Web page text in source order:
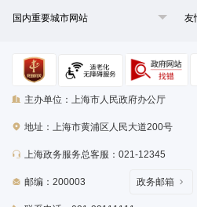
国内重要城市网站 友
主办单位：上海市人民政府办公厅
地址：上海市黄浦区人民大道200号
上海政务服务总客服：021-12345
邮编：200003 政务邮箱